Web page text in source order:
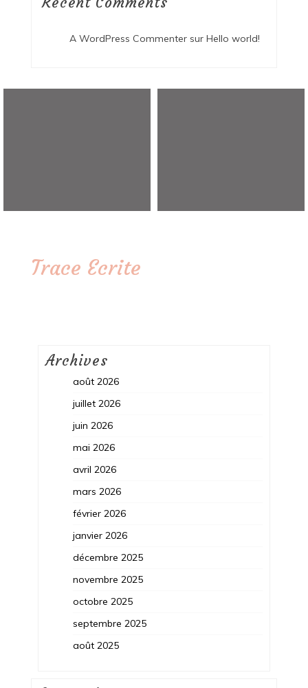
A WordPress Commentersur Hello world!
Trace Ecrite
Archives
août 2026
juillet 2026
juin 2026
mai 2026
avril 2026
mars 2026
février 2026
janvier 2026
décembre 2025
novembre 2025
octobre 2025
septembre 2025
août 2025